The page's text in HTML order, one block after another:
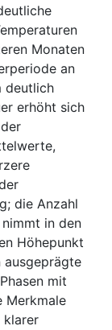
Monaten
an
deutlich
erhöht sich
die Anzahl
in den
Höhepunkt
ausgeprägte
mit
Merkmale
klarer